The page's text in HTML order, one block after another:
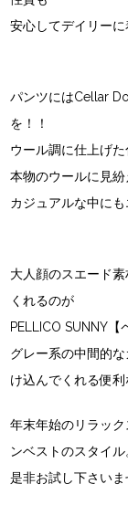
安心してデイリー
パンツにはCellar
を！！
ウール調に仕上げ
本物のウールに見紛
カジュアルな中に
大人顔のスエード
くれるのが
PELLICO SUNNY【
グレー系の中間的
け込んでくれる便利
年末年始のリラッ
ンベストのスタイル
是非お試し下さいま